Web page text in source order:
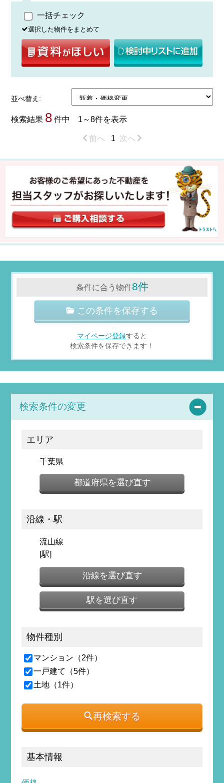
一括チェック
選択した物件をまとめて
並べ替え:
検索結果 8 件中 1～8件を表示
前へ 1 次へ
条件に合う物件8件
この条件を保存する
マイページ登録すると
検索条件を保存できます！
検索条件の変更
エリア
千葉県
都道府県を選び直す
沿線・駅
流山線
[駅]
沿線を選び直す
駅を選び直す
物件種別
マンション（2件）
一戸建て（5件）
土地（1件）
再検索する
基本情報